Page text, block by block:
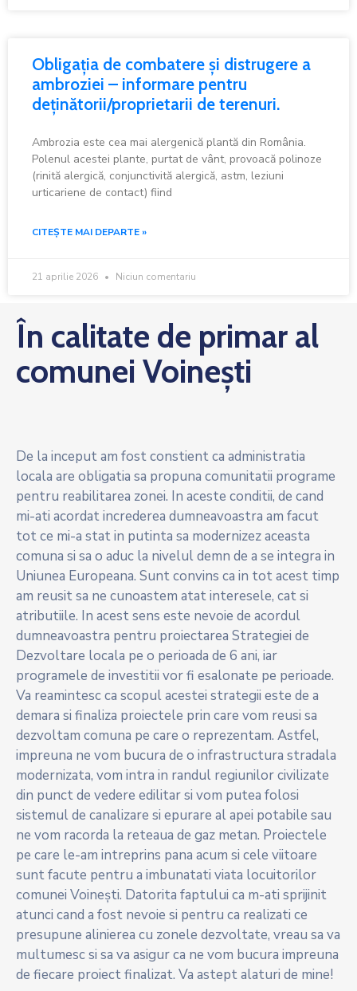
Obligația de combatere și distrugere a
ambroziei – informare pentru
deținătorii/proprietarii de terenuri.
Ambrozia este cea mai alergenică plantă din România.
Polenul acestei plante, purtat de vânt, provoacă polinoze
(rinită alergică, conjunctivită alergică, astm, leziuni
urticariene de contact) fiind
CITEȘTE MAI DEPARTE »
21 aprilie 2026 Niciun comentariu
În calitate de primar al
comunei Voinești
De la inceput am fost constient ca administratia
locala are obligatia sa propuna comunitatii programe
pentru reabilitarea zonei. In aceste conditii, de cand
mi-ati acordat increderea dumneavoastra am facut
tot ce mi-a stat in putinta sa modernizez aceasta
comuna si sa o aduc la nivelul demn de a se integra in
Uniunea Europeana. Sunt convins ca in tot acest timp
am reusit sa ne cunoastem atat interesele, cat si
atributiile. In acest sens este nevoie de acordul
dumneavoastra pentru proiectarea Strategiei de
Dezvoltare locala pe o perioada de 6 ani, iar
programele de investitii vor fi esalonate pe perioade.
Va reamintesc ca scopul acestei strategii este de a
demara si finaliza proiectele prin care vom reusi sa
dezvoltam comuna pe care o reprezentam. Astfel,
impreuna ne vom bucura de o infrastructura stradala
modernizata, vom intra in randul regiunilor civilizate
din punct de vedere edilitar si vom putea folosi
sistemul de canalizare si epurare al apei potabile sau
ne vom racorda la reteaua de gaz metan. Proiectele
pe care le-am intreprins pana acum si cele viitoare
sunt facute pentru a imbunatati viata locuitorilor
comunei Voinești. Datorita faptului ca m-ati sprijinit
atunci cand a fost nevoie si pentru ca realizati ce
presupune alinierea cu zonele dezvoltate, vreau sa va
multumesc si sa va asigur ca ne vom bucura impreuna
de fiecare proiect finalizat. Va astept alaturi de mine!